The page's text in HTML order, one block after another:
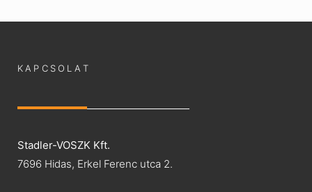
KAPCSOLAT
Stadler-VOSZK Kft.
7696 Hidas, Erkel Ferenc utca 2.